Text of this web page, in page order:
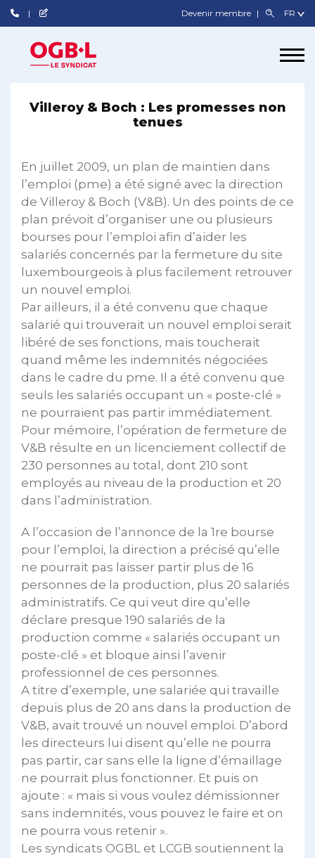
Devenir membre
Villeroy & Boch : Les promesses non
tenues
En juillet 2009, un plan de maintien dans
l’emploi (pme) a été signé avec la direction
de Villeroy & Boch (V&B). Un des points de ce
plan prévoit d’organiser une ou plusieurs
bourses pour l’emploi afin d’aider les
salariés concernés par la fermeture du site
luxembourgeois à plus facilement retrouver
un nouvel emploi.
Par ailleurs, il a été convenu que chaque
salarié qui trouverait un nouvel emploi serait
libéré de ses fonctions, mais toucherait
quand même les indemnités négociées
dans le cadre du pme. Il a été convenu que
seuls les salariés occupant un « poste-clé »
ne pourraient pas partir immédiatement.
Pour mémoire, l’opération de fermeture de
V&B résulte en un licenciement collectif de
230 personnes au total, dont 210 sont
employés au niveau de la production et 20
dans l’administration.
A l’occasion de l’annonce de la 1re bourse
pour l’emploi, la direction a précisé qu’elle
ne pourrait pas laisser partir plus de 16
personnes de la production, plus 20 salariés
administratifs. Ce qui veut dire qu’elle
déclare presque 190 salariés de la
production comme « salariés occupant un
poste-clé » et bloque ainsi l’avenir
professionnel de ces personnes.
A titre d’exemple, une salariée qui travaille
depuis plus de 20 ans dans la production de
V&B, avait trouvé un nouvel emploi. D’abord
les directeurs lui disent qu’elle ne pourra
pas partir, car sans elle la ligne d’émaillage
ne pourrait plus fonctionner. Et puis on
ajoute : « mais si vous voulez démissionner
sans indemnités, vous pouvez le faire et on
ne pourra vous retenir ».
Les syndicats OGBL et LCGB soutiennent la